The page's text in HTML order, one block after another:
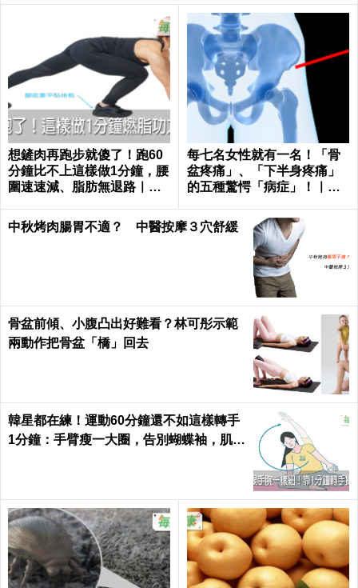
想鏟肉再跑步就傻了！跑60
分鐘比不上這樣做1分鐘，腰
圍速速減、脂肪無退路｜每
每七名女性就有一名！「骨
盆疼痛」、「下半身疼痛」
的五種驚愕「病症」！｜每
中秋烤肉腸胃不適？ 中醫按摩３穴舒緩
骨盆前傾、小腹凸出好難看？林可彤示範
兩動作把骨盆「橋」回去
韓星都在練！運動60分鐘還不如這樣轉手
1分鐘：手臂瘦一大圈，告別蝴蝶袖，肌肉